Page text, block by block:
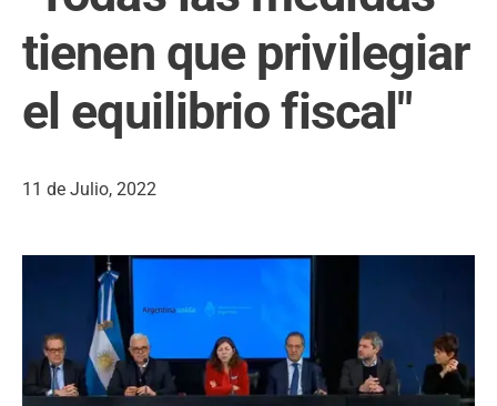
tienen que privilegiar
el equilibrio fiscal"
11 de Julio, 2022